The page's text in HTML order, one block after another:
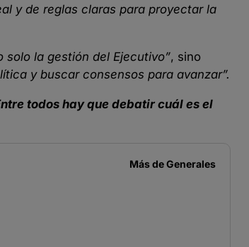
y de reglas claras para proyectar la
solo la gestión del Ejecutivo”, sino
y buscar consensos para avanzar”.
todos hay que debatir cuál es el
Más deGenerales